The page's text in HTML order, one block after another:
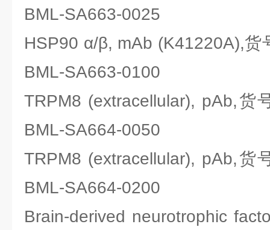
BML-SA663-0025
HSP90 α/β, mAb (K41220A),货
BML-SA663-0100
TRPM8 (extracellular), pAb,货
BML-SA664-0050
TRPM8 (extracellular), pAb,货
BML-SA664-0200
Brain-derived neurotrophic